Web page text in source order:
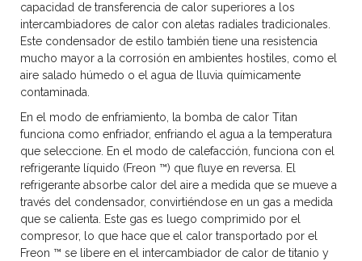
capacidad de transferencia de calor superiores a los
intercambiadores de calor con aletas radiales tradicionales.
Este condensador de estilo también tiene una resistencia
mucho mayor a la corrosión en ambientes hostiles, como el
aire salado húmedo o el agua de lluvia químicamente
contaminada.
En el modo de enfriamiento, la bomba de calor Titan
funciona como enfriador, enfriando el agua a la temperatura
que seleccione. En el modo de calefacción, funciona con el
refrigerante líquido (Freon ™) que fluye en reversa. El
refrigerante absorbe calor del aire a medida que se mueve a
través del condensador, convirtiéndose en un gas a medida
que se calienta. Este gas es luego comprimido por el
compresor, lo que hace que el calor transportado por el
Freon ™ se libere en el intercambiador de calor de titanio y